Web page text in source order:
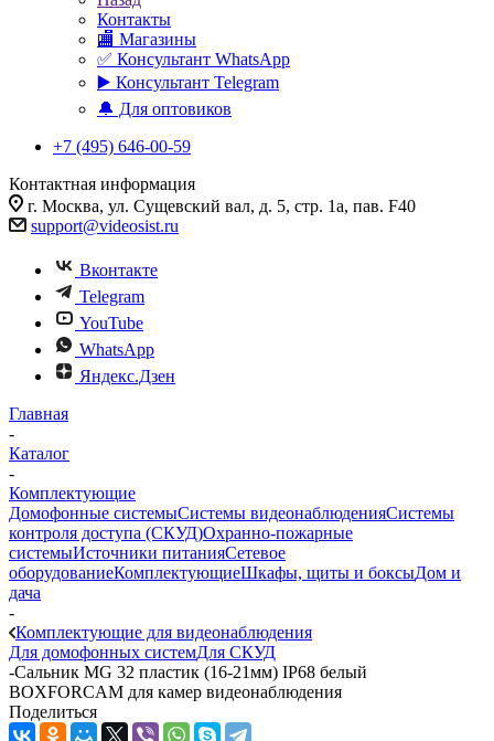
Контакты
🏬 Магазины
✅️ Консультант WhatsApp
▶️ Консультант Telegram
🔔 Для оптовиков
+7 (495) 646-00-59
Контактная информация
г. Москва, ул. Сущевский вал, д. 5, стр. 1а, пав. F40
support@videosist.ru
Вконтакте
Telegram
YouTube
WhatsApp
Яндекс.Дзен
Главная
-
Каталог
-
Комплектующие
Домофонные системыСистемы видеонаблюденияСистемы
контроля доступа (СКУД)Охранно-пожарные
системыИсточники питанияСетевое
оборудованиеКомплектующиеШкафы, щиты и боксыДом и
дача
-
Комплектующие для видеонаблюдения
Для домофонных системДля СКУД
-Сальник MG 32 пластик (16-21мм) IP68 белый
BOXFORCAM для камер видеонаблюдения
Поделиться